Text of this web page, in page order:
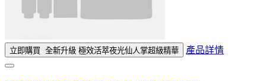
立即購買 全新升級 極效活萃夜光仙人掌超級精華 產品詳情